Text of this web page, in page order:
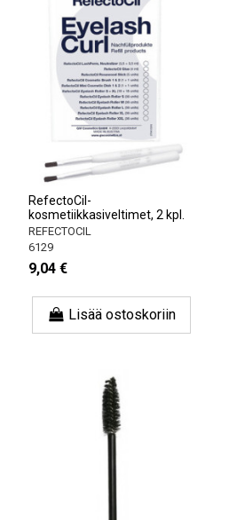
RefectoCil-
kosmetiikkasiveltimet, 2 kpl.
REFECTOCIL
6129
9,04 €
Lisää ostoskoriin